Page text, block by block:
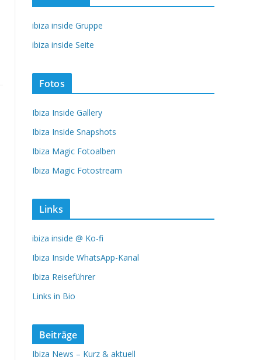
ibiza inside Gruppe
ibiza inside Seite
Fotos
Ibiza Inside Gallery
Ibiza Inside Snapshots
Ibiza Magic Fotoalben
Ibiza Magic Fotostream
Links
ibiza inside @ Ko-fi
Ibiza Inside WhatsApp-Kanal
Ibiza Reiseführer
Links in Bio
Beiträge
Ibiza News – Kurz & aktuell